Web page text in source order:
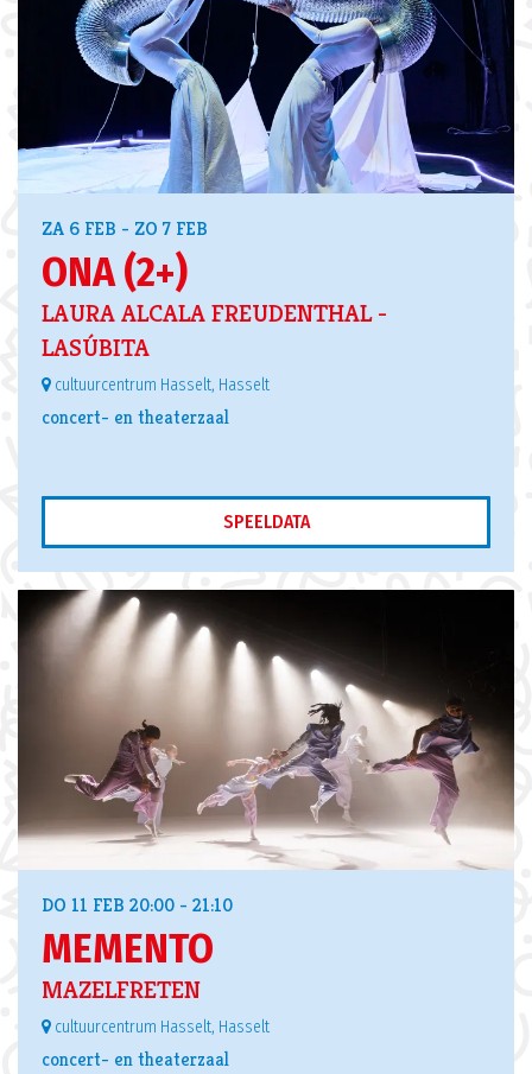
ONA (2+)
LAURA ALCALA FREUDENTHAL -
LASÚBITA
ZA 6 FEB - ZO 7 FEB
cultuurcentrum Hasselt, Hasselt
concert- en theaterzaal
SPEELDATA
MEMENTO
MAZELFRETEN
DO 11 FEB 20:00 - 21:10
cultuurcentrum Hasselt, Hasselt
concert- en theaterzaal